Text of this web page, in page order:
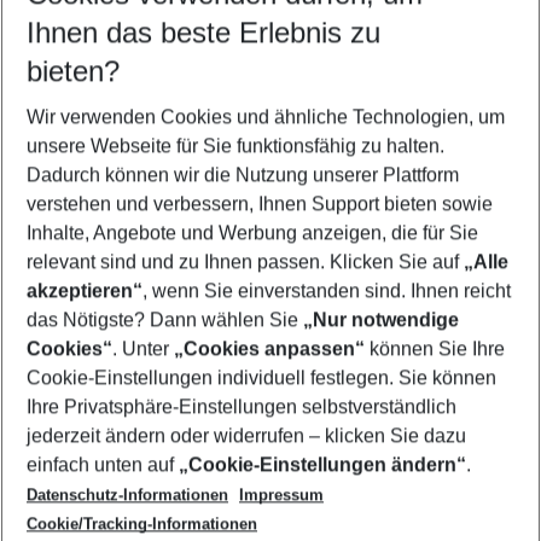
Reisezeitraum wählen
10.08.26– 08.08.27 5-8 Nächte
2 Erwachsene Keine Kinder
Mehr Filter anzeigen
Footer
Footer navigation
Über uns
AGB
Cookie-Einstellungen ändern
Cookie-Richtlinie
Datenschutz
Service & Hilfe
Barrierefreies Reisen
Check-in
Folgen Sie uns
Ihnen das beste Erlebnis zu
bieten?
Wir verwenden Cookies und ähnliche Technologien, um
unsere Webseite für Sie funktionsfähig zu halten.
Dadurch können wir die Nutzung unserer Plattform
verstehen und verbessern, Ihnen Support bieten sowie
Inhalte, Angebote und Werbung anzeigen, die für Sie
relevant sind und zu Ihnen passen. Klicken Sie auf „Alle
akzeptieren“, wenn Sie einverstanden sind. Ihnen reicht
das Nötigste? Dann wählen Sie „Nur notwendige
Cookies“. Unter „Cookies anpassen“ können Sie Ihre
Cookie-Einstellungen individuell festlegen. Sie können
Ihre Privatsphäre-Einstellungen selbstverständlich
jederzeit ändern oder widerrufen – klicken Sie dazu
einfach unten auf „Cookie-Einstellungen ändern“.
Datenschutz-Informationen
Impressum
Cookie/Tracking-Informationen